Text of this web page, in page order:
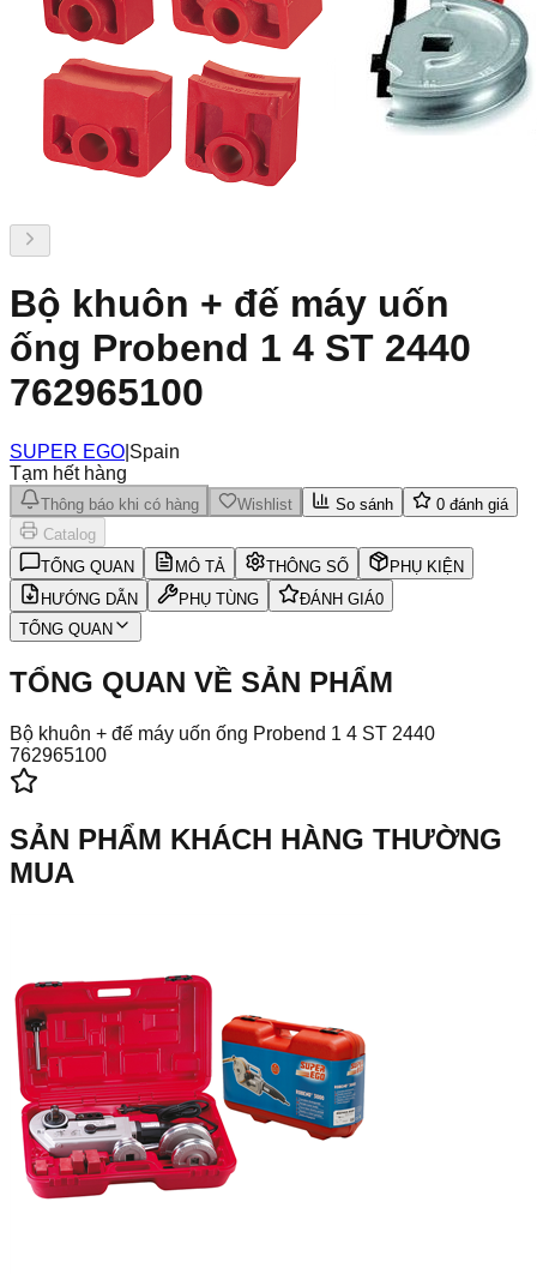
Bộ khuôn + đế máy uốn
ống Probend 1 4 ST 2440
762965100
SUPER EGO Spain
Tạm hết hàng
Thông báo khi có hàng Wishlist So sánh 0 đánh giá
Catalog
TỔNG QUAN
MÔ TẢ THÔNG SỐ
PHỤ KIỆN
HƯỚNG DẪN
PHỤ TÙNG ĐÁNH GIÁ0
TỔNG QUAN
TỔNG QUAN VỀ SẢN PHẨM
Bộ khuôn + đế máy uốn ống Probend 1 4 ST 2440
762965100
SẢN PHẨM KHÁCH HÀNG THƯỜNG
MUA